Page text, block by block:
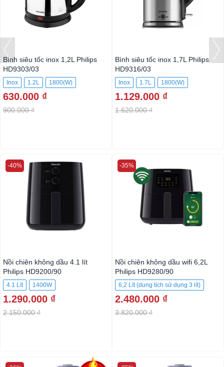
Bình siêu tốc inox 1,2L Philips
HD9303/03
Inox 1.2L 1800(W)
630.000 ₫
900.000 ₫
Bình siêu tốc inox 1,7L Philips
HD9316/03
Inox 1.7L 1800(W)
1.129.000 ₫
1.620.000 ₫
Nồi chiên không dầu 4.1 lít
Philips HD9200/90
4.1 Lít 1400W
1.290.000 ₫
2.150.000 ₫
-40%
Nồi chiên không dầu wifi 6,2L
Philips HD9280/90
6,2 Lít (dung tích sử dụng 3 lít)
2000 W
2.480.000 ₫
3.820.000 ₫
-35%